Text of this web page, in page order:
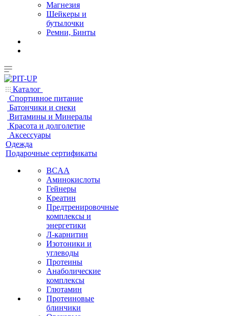
Магнезия
Шейкеры и
бутылочки
Ремни, Бинты
Каталог
Спортивное питание
Батончики и снеки
Витамины и Минералы
Красота и долголетие
Аксессуары
Одежда
Подарочные сертификаты
BCAA
Аминокислоты
Гейнеры
Креатин
Предтренировочные
комплексы и
энергетики
Л-карнитин
Изотоники и
углеводы
Протеины
Анаболические
комплексы
Глютамин
Протеиновые
блинчики